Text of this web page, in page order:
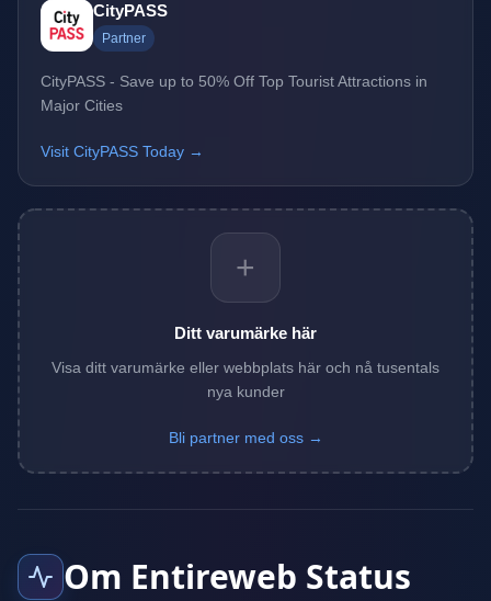
CityPASS
Partner
CityPASS - Save up to 50% Off Top Tourist Attractions in
Major Cities
Visit CityPASS Today →
+
Ditt varumärke här
Visa ditt varumärke eller webbplats här och nå tusentals
nya kunder
Bli partner med oss →
Om Entireweb Status